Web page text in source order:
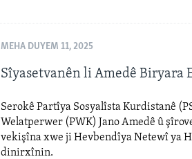
MEHA DUYEM 11, 2025
Sîyasetvanên li Amedê
Serokê Partîya Sosyalîsta Kurdistanê
Welatperwer (PWK) Jano Amedê û
vekişîna xwe ji Hevbendîya Netewî ya
dinirxînin.